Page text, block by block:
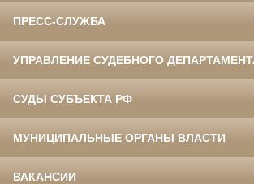
ПРЕСС-СЛУЖБА
УПРАВЛЕНИЕ СУДЕБНОГО
СУДЫ СУБЪЕКТА РФ
МУНИЦИПАЛЬНЫЕ ОРГАНЫ ВЛАСТИ
ВАКАНСИИ